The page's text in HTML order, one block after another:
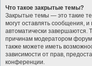
Что такое закрытые темы?
Закрытые темы — это такие
могут оставлять сообщения,
автоматически завершаются.
причинам модератором
также можете иметь
зависимости от прав,
конференции.